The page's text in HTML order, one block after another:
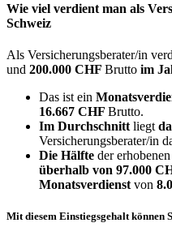
Wie viel verdient man als
Schweiz
Als Versicherungsberater/in
und 200.000 CHF Brutto im
Das ist ein
16.667 CHF Brutto.
Im Durchschnitt liegt
Versicherungsberater/in
Die Hälfte der
überhalb von 97.000
Monatsverdienst von
Mit diesem Einstiegsgehalt können